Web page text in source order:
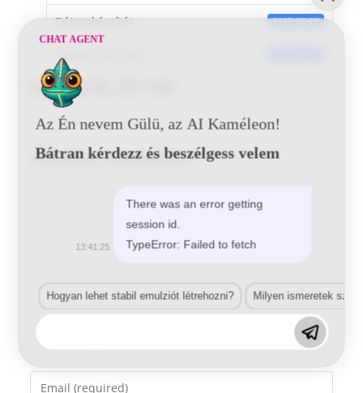
Dátumkészítés 2017-05-29
Utoljára frissített
Opel 21G 29 144
Vélemény, hozzászólás?
your
name
Enter
CHAT AGENT
Az Én nevem Gülü, az AI Kaméleon!
Bátran kérdezz és beszélgess velem
There was an error getting
session id.
TypeError: Failed to fetch
13:41:25
Hogyan lehet stabil emulziót létrehozni? Milyen ismeretek